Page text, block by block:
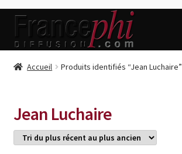
Aller
la
Aller
contenu
Accueil
Conditions de Vente
Accueil Produits identifiés “Jean Luchaire”
Jean Luchaire